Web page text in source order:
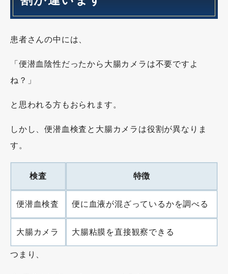
患者さんの中には、
「便潜血陰性だったから大腸カメラは不要ですよ
ね？」
と思われる方もおられます。
しかし、便潜血検査と大腸カメラは役割が異なりま
す。
検査 特徴
便潜血検査 便に血液が混ざっているかを調べる
大腸カメラ 大腸粘膜を直接観察できる
つまり、